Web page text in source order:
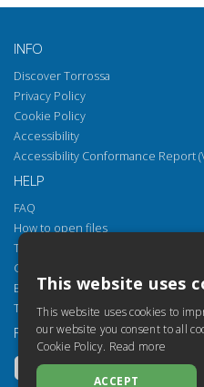
INFO
Discover Torrossa
Privacy Policy
Cookie Policy
Accessibility
Accessibility Conformance Report
HELP
FAQ
How to open files
Torrossa Reader
Copyright obligations
Email: helpdesk@torrossa.com
Tel: +39 055 5018800
FOLLOW US
This website uses
This website uses cookies to
our website you consent to all
Cookie Policy. Read more
ACCEPT